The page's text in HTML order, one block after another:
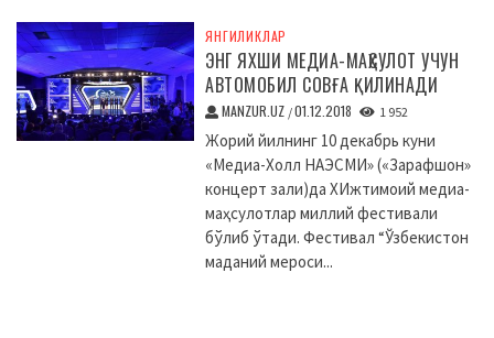
ЯНГИЛИКЛАР
ЭНГ ЯХШИ МЕДИА-МАҲСУЛОТ УЧУН
АВТОМОБИЛ СОВҒА ҚИЛИНАДИ
MANZUR.UZ /01.12.2018 1 952
Жорий йилнинг 10 декабрь куни
«Медиа-Холл НАЭСМИ» («Зарафшон»
концерт зали)да XИжтимоий медиа-
маҳсулотлар миллий фестивали
бўлиб ўтади. Фестивал “Ўзбекистон
маданий мероси...